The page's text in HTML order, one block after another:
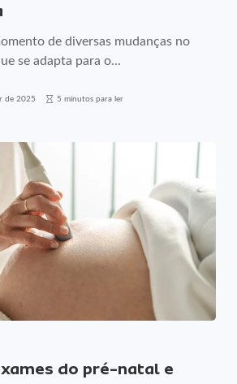
de diversas mudanças no
se adapta para o...
de 2025 5 minutos para ler
do pré-natal e